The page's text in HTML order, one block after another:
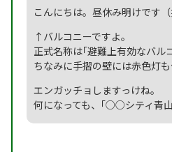
こんにちは。昼休み明けです（
↑バルコニーですよ。
正式名称は｢避難上有効なバル
ちなみに手摺の壁には赤色灯も
エンガッチョしますっけね。
何になっても、｢○○シティ青